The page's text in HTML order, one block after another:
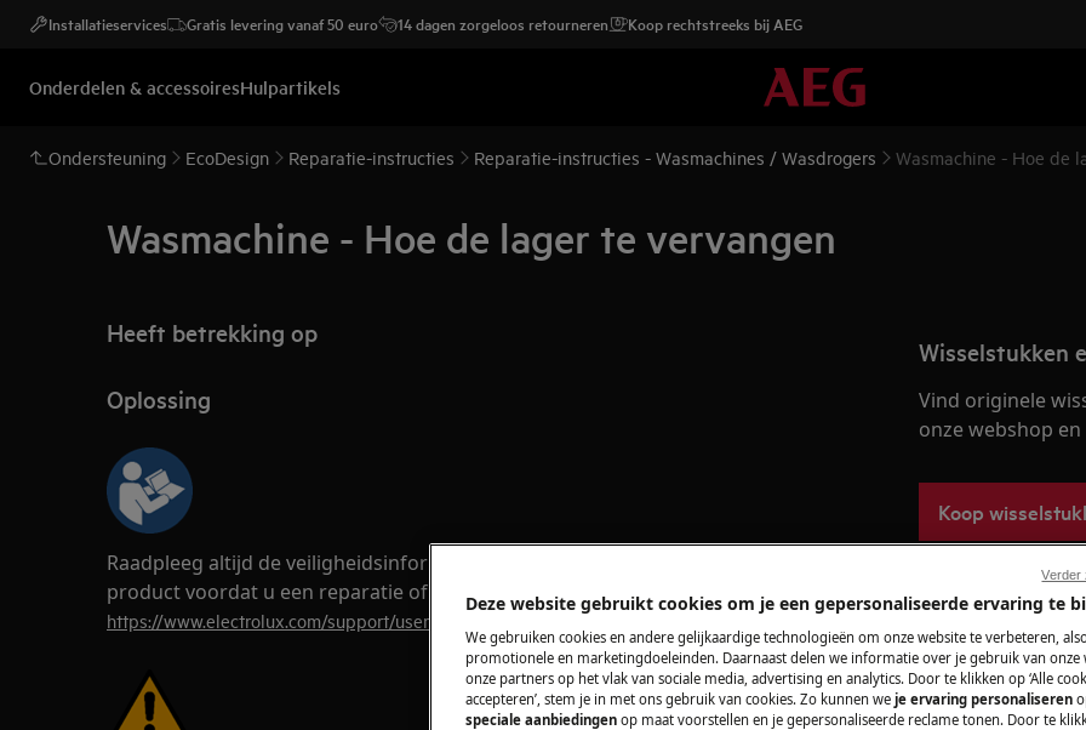
Installatieservices Gratis levering vanaf 50 euro 14 dagen zorgeloos retourneren Koop rechtstreeks bij AEG
Onderdelen & accessoiresHulpartikels
Ondersteuning EcoDesign Reparatie-instructies Reparatie-instructies - Wasmachines / Wasdrogers Wasmachine - Hoe de
Wasmachine - Hoe de lager te vervangen
Heeft betrekking op
Oplossing
Raadpleeg altijd de veiligheidsinformatie in de gebruikershandleiding van uw
product voordat u een reparatie of onderhoud uitvoert.
https://www.electrolux.com/support/user-manuals/
Wisselstukken
Vind originele
onze webshop
Koop
Vind je
Los problemen
documentatie
Deze website gebruikt cookies om je een gepersonaliseerde ervaring te
We gebruiken cookies en andere gelijkaardige technologieën om onze website te verbeteren,
promotionele en marketingdoeleinden. Daarnaast delen we informatie over je gebruik van onze
onze partners op het vlak van sociale media, advertising en analytics. Door te klikken op ‘Alle
accepteren’, stem je in met ons gebruik van cookies. Zo kunnen we je ervaring personaliseren
speciale aanbiedingen op maat voorstellen en je gepersonaliseerde reclame tonen. Door te
Verder